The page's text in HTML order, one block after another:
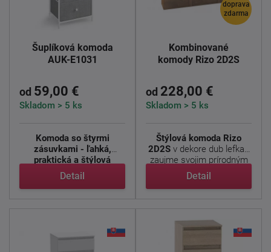
Šuplíková komoda
AUK-E1031
od 59,00 €
Skladom > 5 ks
Komoda so štyrmi
zásuvkami - ľahká,
praktická a štýlová
Elegantná ...
Detail
doprava
zdarma
Kombinované
komody Rizo 2D2S
od 228,00 €
Skladom > 5 ks
Štýlová komoda Rizo
2D2S v dekore dub lefkas
zaujme svojim prírodným
...
Detail